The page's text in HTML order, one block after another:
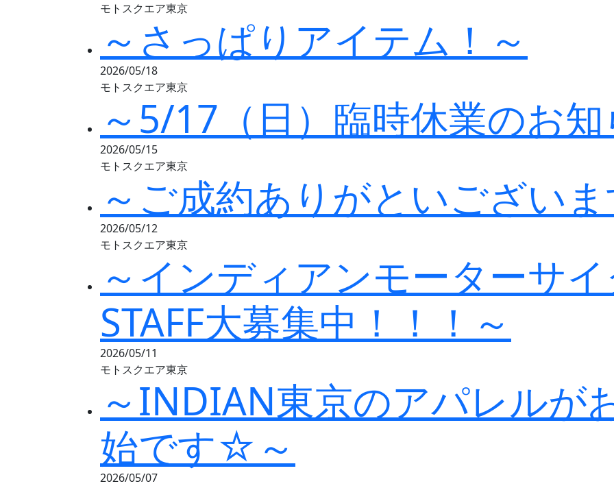
モトスクエア東京
～さっぱりアイテム！～
2026/05/18
モトスクエア東京
～5/17（日）臨時休業のお知
2026/05/15
モトスクエア東京
～ご成約ありがといございま
2026/05/12
モトスクエア東京
～インディアンモーターサ
STAFF大募集中！！！～
2026/05/11
モトスクエア東京
～INDIAN東京のアパレルが
始です☆～
2026/05/07